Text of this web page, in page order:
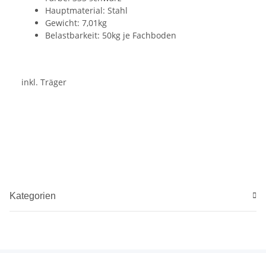
Hauptmaterial: Stahl
Gewicht: 7,01kg
Belastbarkeit: 50kg je Fachboden
inkl. Träger
Kategorien